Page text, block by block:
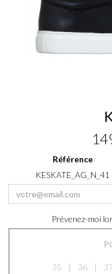
Référence
KESKATE_AG_N_41
Prévenez-moi
35 36